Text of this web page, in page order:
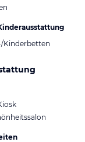
Kinderbetten